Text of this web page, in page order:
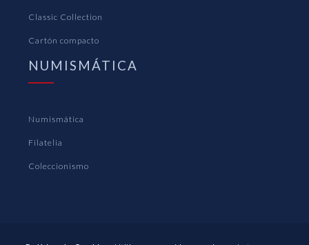
Classic Collection
Cartón compacto
NUMISMÁTICA
Numismática
Filatelia
Coleccionismo